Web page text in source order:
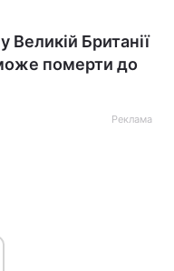
Великій Британії
померти до
Реклама